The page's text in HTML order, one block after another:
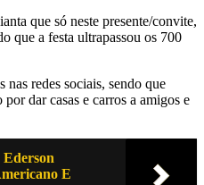
que só neste presente/convite,
que a festa ultrapassou os 700
nas redes sociais, sendo que
dar casas e carros a amigos e
Ederson
E